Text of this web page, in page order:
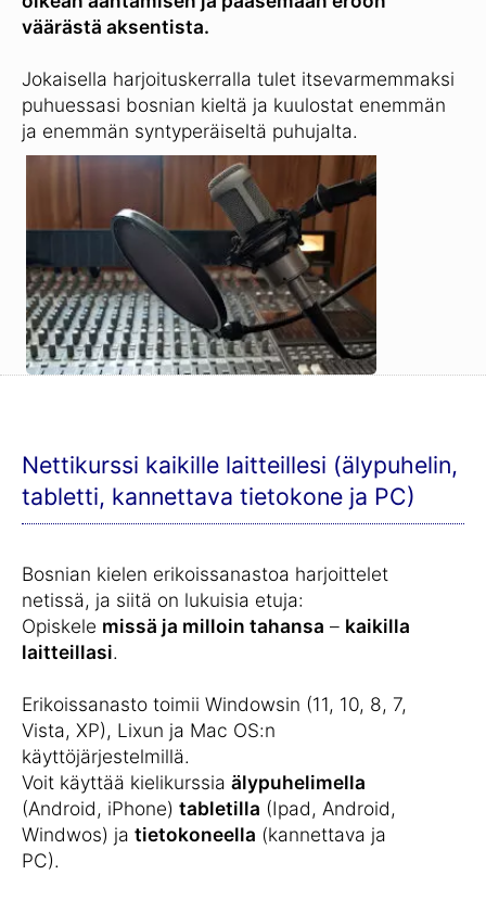
väärästä aksentista.
Jokaisella harjoituskerralla tulet itsevarmemmaksi
puhuessasi bosnian kieltä ja kuulostat enemmän
ja enemmän syntyperäiseltä puhujalta.
Nettikurssi kaikille laitteillesi (älypuhelin,
tabletti, kannettava tietokone ja PC)
Bosnian kielen erikoissanastoa harjoittelet
netissä, ja siitä on lukuisia etuja:
Opiskele missä ja milloin tahansa – kaikilla
laitteillasi.
Erikoissanasto toimii Windowsin (11, 10, 8, 7,
Vista, XP), Lixun ja Mac OS:n
käyttöjärjestelmillä.
Voit käyttää kielikurssia älypuhelimella
(Android, iPhone) tabletilla (Ipad, Android,
Windwos) ja tietokoneella (kannettava ja
PC).